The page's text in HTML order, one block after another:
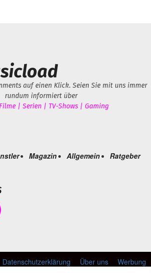
auf einen Klick. Seien Sie mit uns immer
rundum informiert über
| Serien | TV-Shows | Gaming
Magazin Allgemein Ratgeber
Datenschutzerklärung Über uns Werbung